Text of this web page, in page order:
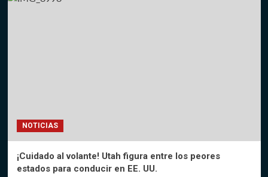
NOTICIAS
¡Cuidado al volante! Utah figura entre los peores
estados para conducir en EE. UU.